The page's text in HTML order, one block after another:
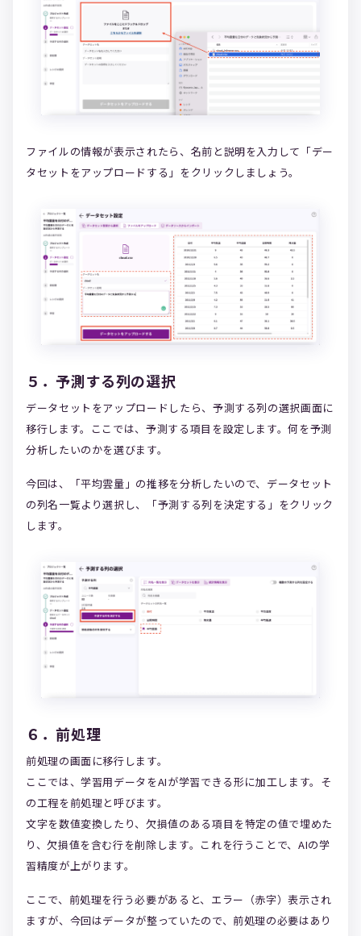
ファイルの情報が表示されたら、名前と説明を入力して「デー
タセットをアップロードする」をクリックしましょう。
５．予測する列の選択
データセットをアップロードしたら、予測する列の選択画面に
移行します。ここでは、予測する項目を設定します。何を予測
分析したいのかを選びます。
今回は、「平均雲量」の推移を分析したいので、データセット
の列名一覧より選択し、「予測する列を決定する」をクリック
します。
６．前処理
前処理の画面に移行します。
ここでは、学習用データをAIが学習できる形に加工します。そ
の工程を前処理と呼びます。
文字を数値変換したり、欠損値のある項目を特定の値で埋めた
り、欠損値を含む行を削除します。これを行うことで、AIの学
習精度が上がります。
ここで、前処理を行う必要があると、エラー（赤字）表示され
ますが、今回はデータが整っていたので、前処理の必要はあり